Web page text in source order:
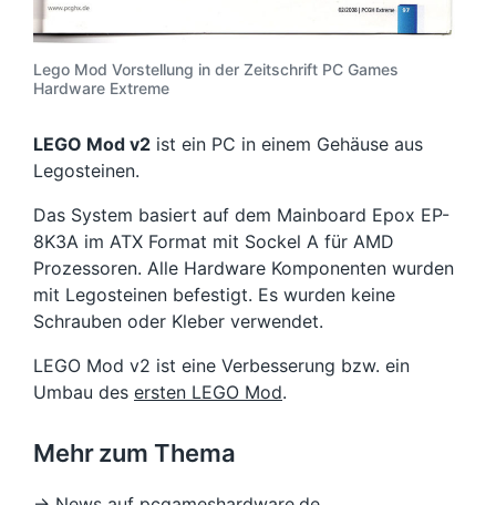
Lego Mod Vorstellung in der Zeitschrift PC Games
Hardware Extreme
LEGO Mod v2 ist ein PC in einem Gehäuse aus
Legosteinen.
Das System basiert auf dem Mainboard Epox EP-
8K3A im ATX Format mit Sockel A für AMD
Prozessoren. Alle Hardware Komponenten wurden
mit Legosteinen befestigt. Es wurden keine
Schrauben oder Kleber verwendet.
LEGO Mod v2 ist eine Verbesserung bzw. ein
Umbau des ersten LEGO Mod.
Mehr zum Thema